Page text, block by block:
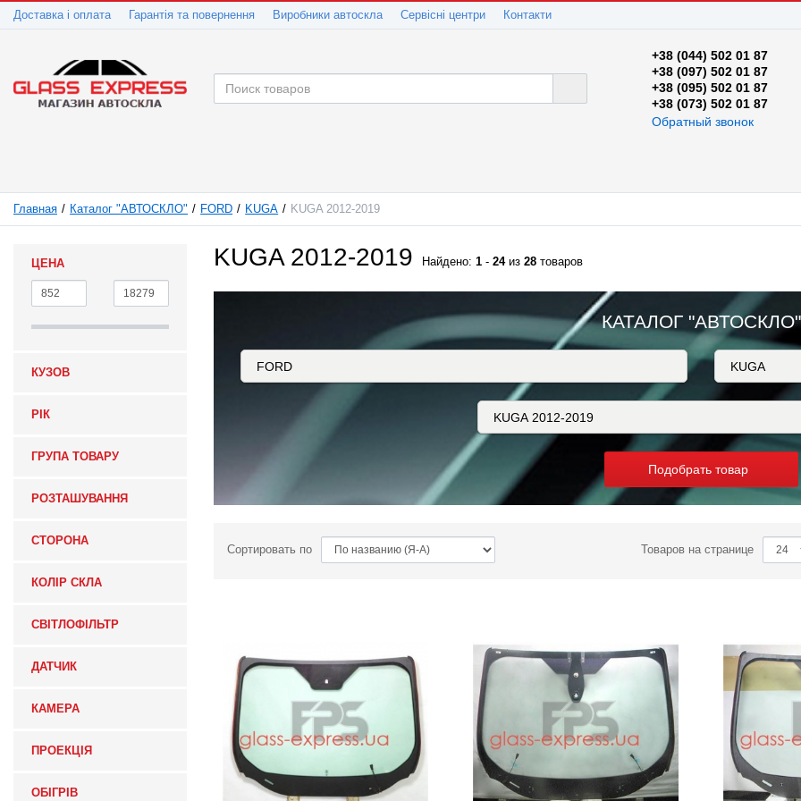
Доставка і оплата Гарантія та повернення Виробники автоскла Сервісні центри Контакти
+38 (044) 502 01 87
+38 (097) 502 01 87
+38 (095) 502 01 87
+38 (073) 502 01 87
Обратный звонок
Главная Каталог "АВТОСКЛО" FORD KUGA KUGA 2012-2019
ЦЕНА
КУЗОВ
РІК
ГРУПА ТОВАРУ
РОЗТАШУВАННЯ
СТОРОНА
КОЛІР СКЛА
СВІТЛОФІЛЬТР
ДАТЧИК
КАМЕРА
ПРОЕКЦІЯ
ОБІГРІВ
KUGA 2012-2019 Найдено: 1 - 24из 28 товаров
КАТАЛОГ "АВТОСКЛО"
Подобрать товар
Сортировать по Товаров на странице